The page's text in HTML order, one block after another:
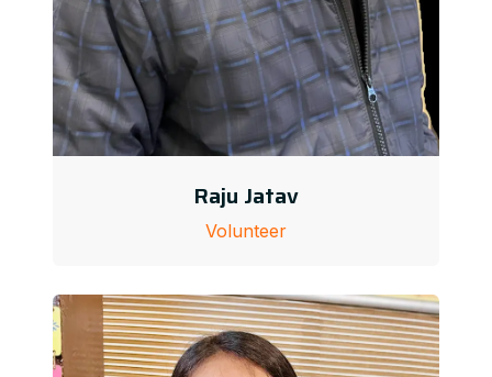
Raju Jatav
Volunteer